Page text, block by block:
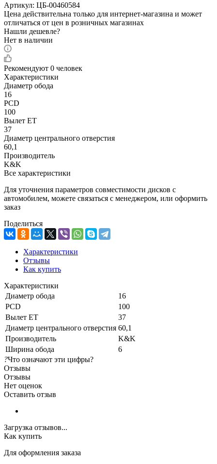
Артикул: ЦБ-00460584
Цена действительна только для интернет-магазина и может
отличаться от цен в розничных магазинах
Нашли дешевле?
Нет в наличии
Рекомендуют 0 человек
Характеристики
Диаметр обода
16
PCD
100
Вылет ET
37
Диаметр центрального отверстия
60,1
Производитель
K&K
Все характеристики
Для уточнения параметров совместимости дисков с
автомобилем, можете связаться с менеджером, или оформить
заказ
Поделиться
Характеристики
Отзывы
Как купить
Характеристики
Диаметр обода
16
PCD
100
Вылет ET
37
Диаметр центрального отверстия 60,1
Производитель
K&K
Ширина обода
6
?Что означают эти цифры?
Отзывы
Отзывы
Нет оценок
Оставить отзыв
Загрузка отзывов...
Как купить
Для оформления заказа